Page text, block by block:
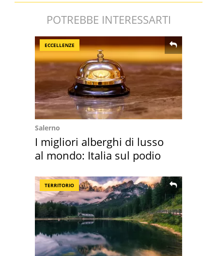
POTREBBE INTERESSARTI
ECCELLENZE
Salerno
I migliori alberghi di lusso
al mondo: Italia sul podio
TERRITORIO